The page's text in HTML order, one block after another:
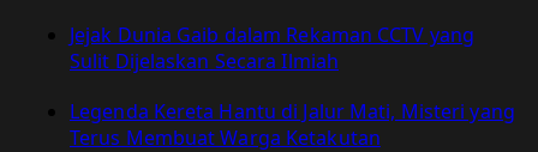
Jejak Dunia Gaib dalam Rekaman CCTV yang
Sulit Dijelaskan Secara Ilmiah
Legenda Kereta Hantu di Jalur Mati, Misteri yang
Terus Membuat Warga Ketakutan